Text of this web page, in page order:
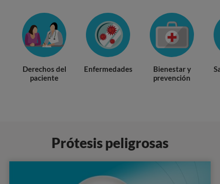
Derechos del
paciente
Enfermedades
Bienestar y
prevención
Prótesis peligrosas